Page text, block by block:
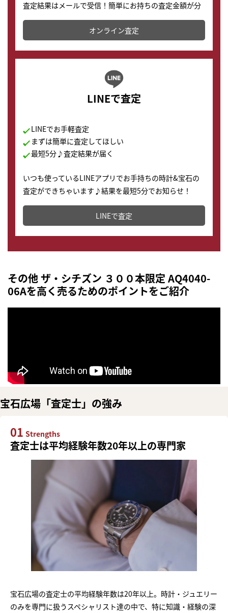
査定結果はメールで受信！簡単にお持ちの査定金額が分
かります。
オンライン査定
LINEで査定
LINEでお手軽査定
まずは簡単に査定してほしい
最短5分♪査定結果が届く
いつも使っているLINEアプリでお手持ちの時計&宝石の
査定ができちゃいます♪結果を最短5分でお知らせ！
どこからでもすぐに査定金額を知ることが出来ます。
LINEで査定
その他 ザ・シチズン ３００本限定 AQ4040-
06Aを高く売るためのポイントをご紹介
宝石広場「査定士」の強み
01 Strengths
査定士は平均経験年数20年以上の専門家
宝石広場の査定士の平均経験年数は20年以上。時計・ジュエリー
のみを専門に扱うスペシャリスト達の中で、特に知識・経験の深